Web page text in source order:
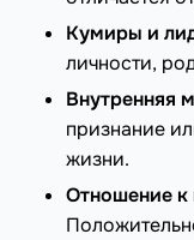
Кумиры и
личности,
Внутренняя
признание
жизни.
Отношение к